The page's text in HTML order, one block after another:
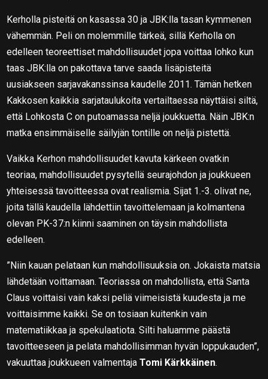
Kerholla pisteitä on kasassa 30 ja JBK:lla tasan kymmenen
vähemmän. Peli on molemmille tärkeä, sillä Kerholla on
edelleen teoreettiset mahdollisuudet jopa voittaa lohko kun
taas JBK:lla on pakottava tarve saada lisäpisteitä
uusiakseen sarjavakanssinsa kaudelle 2011. Tämän hetken
Kakkosen kaikkia sarjataulukoita vertailtaessa näyttäisi siltä,
että Lohkosta C on putoamassa neljä joukkuetta. Näin JBK:n
matka ensimmäiselle säilyjän tontille on neljä pistettä.
Vaikka Kerhon mahdollisuudet kavuta kärkeen ovatkin
teoriaa, mahdollisuudet pysytellä seurajohdon ja joukkueen
yhteisessä tavoitteessa ovat realismia. Sijat 1.-3. olivat ne,
joita tällä kaudella lähdettiin tavoittelemaan ja kolmantena
olevan PK-37:n kiinni saaminen on täysin mahdollista
edelleen.
”Niin kauan pelataan kun mahdollisuuksia on. Jokaista matsia
lähdetään voittamaan. Teoriassa on mahdollista, että Santa
Claus voittaisi vain kaksi peliä viimeisistä kuudesta ja me
voittaisimme kaikki. Se on tosiaan kuitenkin vain
matematiikkaa ja spekulaatiota. Silti haluamme päästä
tavoitteeseen ja pelata mahdollisimman hyvän loppukauden”,
vakuuttaa joukkueen valmentajaTomi Kärkkäinen.